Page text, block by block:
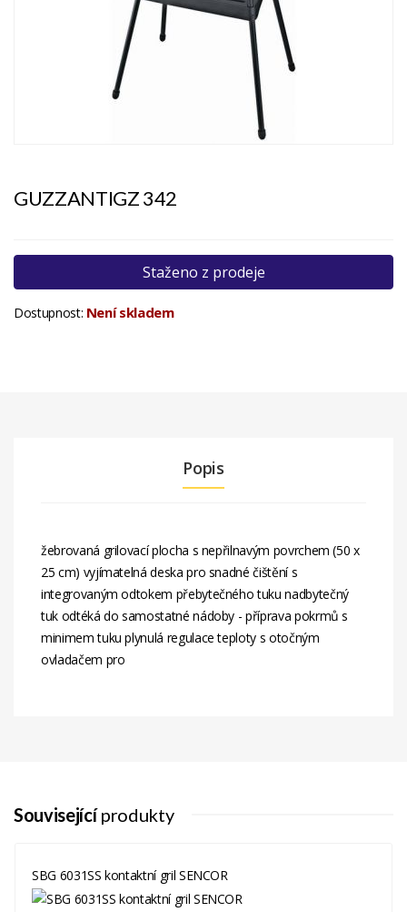
GUZZANTIGZ 342
Staženo z prodeje
Dostupnost: Není skladem
Popis
žebrovaná grilovací plocha s nepřilnavým povrchem (50 x
25 cm) vyjímatelná deska pro snadné čištění s
integrovaným odtokem přebytečného tuku nadbytečný
tuk odtéká do samostatné nádoby - příprava pokrmů s
minimem tuku plynulá regulace teploty s otočným
ovladačem pro
Související produkty
SBG 6031SS kontaktní gril SENCOR